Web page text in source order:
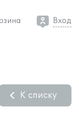
Вход
К списку